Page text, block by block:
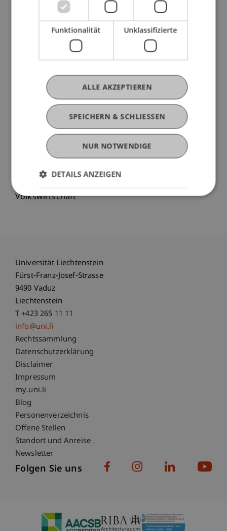
Vorstellung des neuen Gesetzes; bisherige
Erfahrungen; Praxisbezug.
Referent: Michael Hassler, Baumeister Ing., Vaduz
2. Teil:SUVA und Aufgabenstellung
Baustelle; Diskussion.
Referenten:Josef Bergamin, SUVA; Michael
Hassler; Paul Kaiser, Amt für Volkswirtschaft
Umsetzung in die Praxis
Aufgabenstellung aus der Praxis zur Bearbeitung;
Präsentation der erarbeiteten Beispiele;
Diskussion.
Volkswirtschaft
Universität Liechtenstein
Fürst-Franz-Josef-Strasse
9490 Vaduz
Liechtenstein
T +423 265 11 11
info@uni.li
Fußzeile Rechtliche Hinweise
Rechtssammlung
Datenschutzerklärung
Disclaimer
Impressum
Fußzeile Subdomain-Verzeichnis
my.uni.li
Blog
Personenverzeichnis
Offene Stellen
Standort und Anreise
Newsletter
Folgen Sie uns
Funktionalität Unklassifizierte
SPEICHERN & SCHLIESSEN
ALLE AKZEPTIEREN
NUR NOTWENDIGE
DETAILS ANZEIGEN